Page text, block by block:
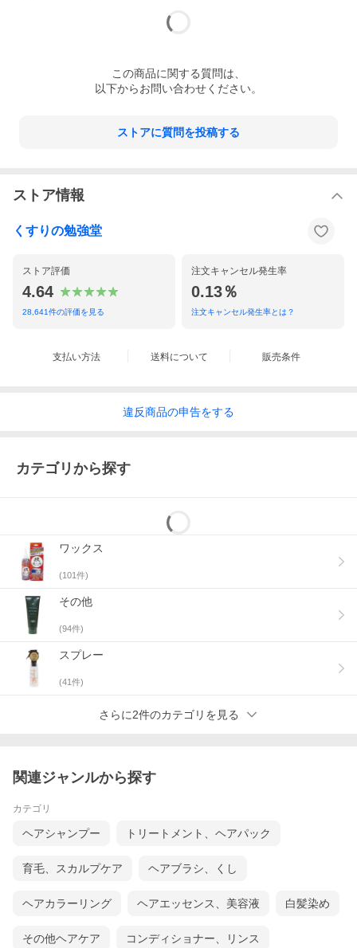
この商品に関する質問は、
以下からお問い合わせください。
ストアに質問を投稿する
ストア情報
くすりの勉強堂
ストア評価
4.64
28,641件の評価を見る
注文キャンセル発生率
0.13％
注文キャンセル発生率とは？
支払い方法 送料について 販売条件
違反商品の申告をする
カテゴリから探す
ワックス
(101件)
その他
(94件)
スプレー
(41件)
さらに2件のカテゴリを見る
関連ジャンルから探す
カテゴリ
ヘアシャンプー トリートメント、ヘアパック
育毛、スカルプケア ヘアブラシ、くし
ヘアカラーリング ヘアエッセンス、美容液 白髪染め
その他ヘアケア コンディショナー、リンス